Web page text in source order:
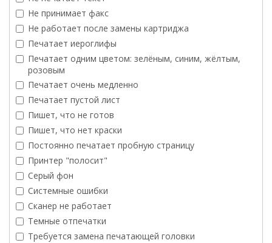
Не принимает факс
Не работает после замены картриджа
Печатает иероглифы
Печатает одним цветом: зелёным, синим, жёлтым,
розовым
Печатает очень медленно
Печатает пустой лист
Пишет, что не готов
Пишет, что нет краски
Постоянно печатает пробную страницу
Принтер "полосит"
Серый фон
Системные ошибки
Сканер не работает
Темные отпечатки
Требуется замена печатающей головки